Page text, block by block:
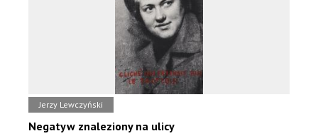
Jerzy Lewczyński
Negatyw znaleziony na ulicy